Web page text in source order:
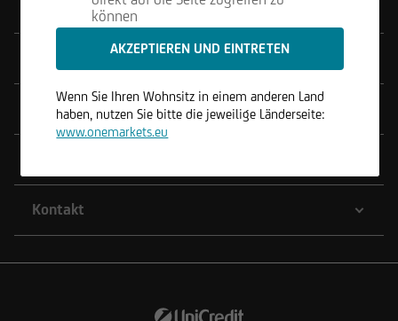
onemarkets Funds
Wissen
Kontakt
Verkauf von Wertpapieren dar und dürfen nicht
in Rechtsordnungen genutzt werden, in denen
dies unzulässig ist.
können
Wenn Sie Ihren Wohnsitz in einem anderen Land
haben, nutzen Sie bitte die jeweilige Länderseite:
www.onemarkets.eu